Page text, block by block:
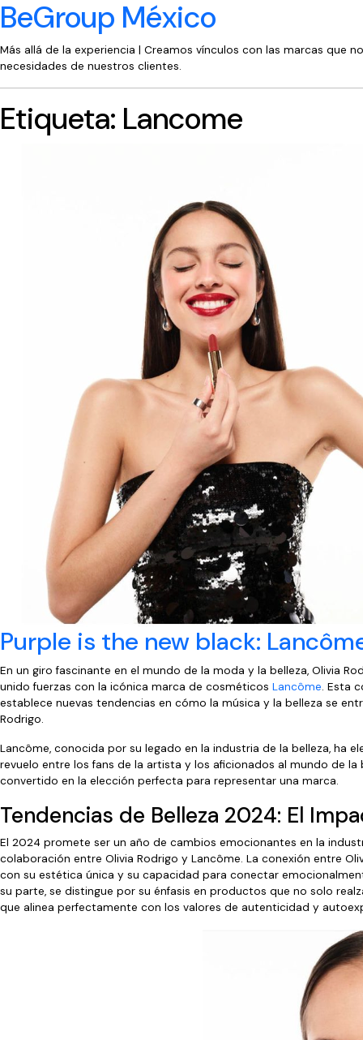
BeGroup México
Más allá de la experiencia | Creamos vínculos con las marcas que
necesidades de nuestros clientes.
Etiqueta: Lancome
Purple is the new black:
En un giro fascinante en el mundo de la moda y la belleza, Olivia
unido fuerzas con la icónica marca de cosméticos Lancôme. Esta
establece nuevas tendencias en cómo la música y la belleza se
Rodrigo.
Lancôme, conocida por su legado en la industria de la belleza, ha
revuelo entre los fans de la artista y los aficionados al mundo de
convertido en la elección perfecta para representar una marca.
Tendencias de Belleza 2024: El
El 2024 promete ser un año de cambios emocionantes en la
colaboración entre Olivia Rodrigo y Lancôme. La conexión entre
con su estética única y su capacidad para conectar
su parte, se distingue por su énfasis en productos que no solo
que alinea perfectamente con los valores de autenticidad y